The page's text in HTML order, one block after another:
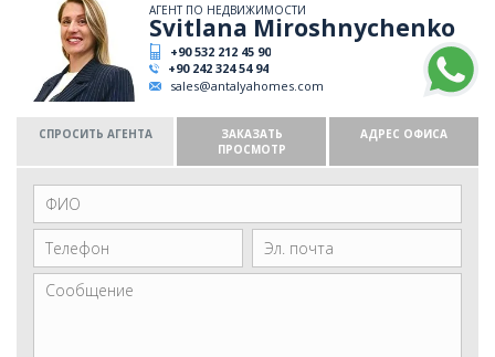
АГЕНТ ПО НЕДВИЖИМОСТИ
Svitlana Miroshnychenko
+90 532 212 45 90
+90 242 324 54 94
sales@antalyahomes.com
СПРОСИТЬ АГЕНТА
ЗАКАЗАТЬ
ПРОСМОТР
АДРЕС ОФИСА